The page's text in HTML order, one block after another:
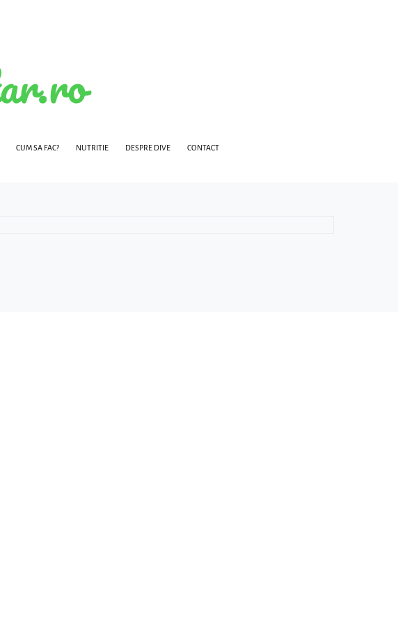
CUM SA FAC? NUTRITIE DESPRE DIVE CONTACT